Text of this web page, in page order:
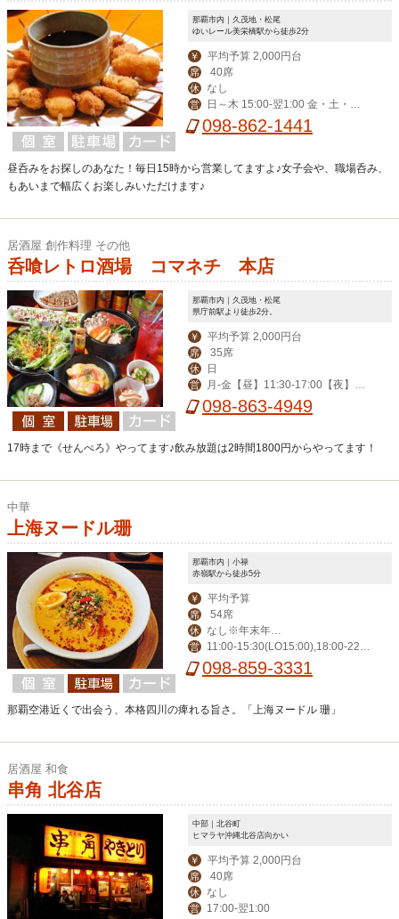
那覇市内｜久茂地・松尾
ゆいレール美栄橋駅から徒歩2分
￥ 平均予算 2,000円台
席 40席
休 なし
営
日～木 15:00-翌1:00 金・土・祝
前 15:00-翌3:00
098-862-1441
昼呑みをお探しのあなた！毎日15時から営業してますよ♪女子会や、職場呑み、
もあいまで幅広くお楽しみいただけます♪
居酒屋 創作料理 その他
呑喰レトロ酒場 コマネチ 本店
那覇市内｜久茂地・松尾
県庁前駅より徒歩2分。
￥ 平均予算 2,000円台
席 35席
休 日
営
月-金【昼】11:30-17:00【夜】17:
00-23:00（金は-翌1:00）/土・祝前 1
098-863-4949
17時まで《せんぺろ》やってます♪飲み放題は2時間1800円からやってます！
中華
上海ヌードル珊
那覇市内｜小禄
赤嶺駅から徒歩5分
￥ 平均予算
席 54席
休
を除く
営
11:00-15:30(LO15:00),18:00-22:3
0(LO22:00)
098-859-3331
那覇空港近くで出会う、本格四川の痺れる旨さ。「上海ヌードル 珊」
居酒屋 和食
串角 北谷店
中部｜北谷町
ヒマラヤ沖縄北谷店向かい
￥ 平均予算 2,000円台
席 40席
休 なし
営 17:00-翌1:00